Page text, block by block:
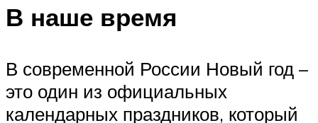
В наше время
В современной России Новый год –
это один из официальных
календарных праздников, который